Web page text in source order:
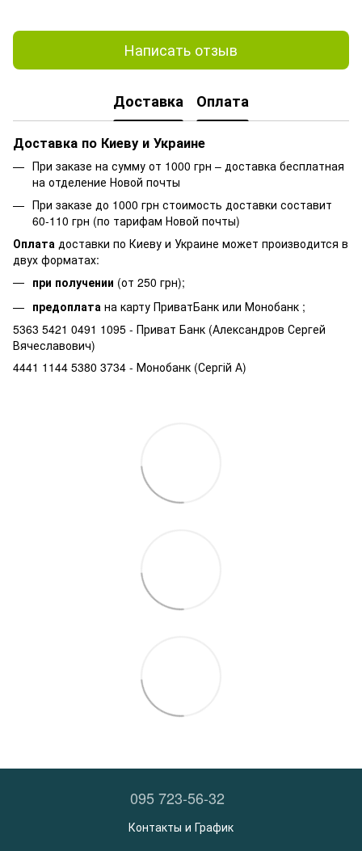
Написать отзыв
Доставка Оплата
Доставка по Киеву и Украине
При заказе на сумму от 1000 грн – доставка бесплатная
на отделение Новой почты
При заказе до 1000 грн стоимость доставки составит
60-110 грн (по тарифам Новой почты)
Оплата доставки по Киеву и Украине может производится в
двух форматах:
при получении (от 250 грн);
предоплата на карту ПриватБанк или Монобанк ;
5363 5421 0491 1095 - Приват Банк (Александров Сергей
Вячеславович)
4441 1144 5380 3734 - Монобанк (Сергій А)
095 723-56-32
Контакты и График